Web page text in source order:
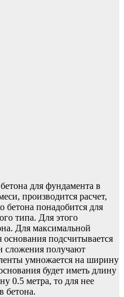
для фундамента в
производится расчет,
бетона понадобится для
типа. Для этого
Для максимальной
подсчитывается
сложения получают
умножается на ширину
будет иметь длину
0.5 метра, то для нее
бетона.